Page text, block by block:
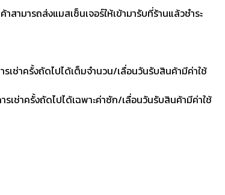
ามารถส่งแมสเซ็นเจอร์ให้เข้ามารับที่ร้านแล้วชำระ
เช่าครั้งถัดไปได้เต็มจำนวน/เลื่อนวันรับสินค้ามีค่าใช้
เช่าครั้งถัดไปได้เฉพาะค่าซัก/เลื่อนวันรับสินค้ามีค่าใช้